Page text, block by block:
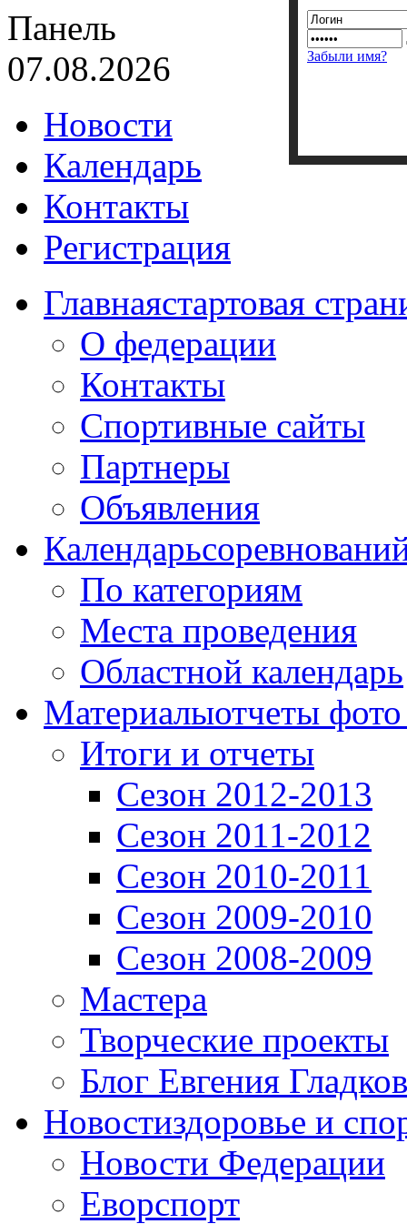
Забыли имя?
Панель
07.08.2026
Новости
Календарь
Контакты
Регистрация
Главнаястартовая
О федерации
Контакты
Спортивные сайты
Партнеры
Объявления
Календарь
По категориям
Места проведения
Областной календарь
Материалыотчеты
Итоги и отчеты
Сезон 2012-2013
Сезон 2011-2012
Сезон 2010-2011
Сезон 2009-2010
Сезон 2008-2009
Мастера
Творческие проекты
Блог Евгения
Новостиздоровье и
Новости Федерации
Еворспорт